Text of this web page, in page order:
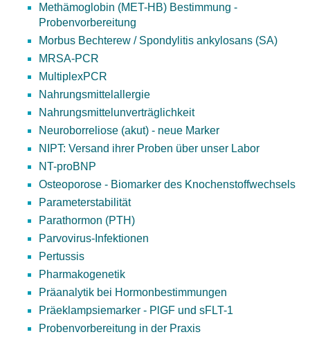
Methämoglobin (MET-HB) Bestimmung -
Probenvorbereitung
Morbus Bechterew / Spondylitis ankylosans (SA)
MRSA-PCR
MultiplexPCR
Nahrungsmittelallergie
Nahrungsmittelunverträglichkeit
Neuroborreliose (akut) - neue Marker
NIPT: Versand ihrer Proben über unser Labor
NT-proBNP
Osteoporose - Biomarker des Knochenstoffwechsels
Parameterstabilität
Parathormon (PTH)
Parvovirus-Infektionen
Pertussis
Pharmakogenetik
Präanalytik bei Hormonbestimmungen
Präeklampsiemarker - PlGF und sFLT-1
Probenvorbereitung in der Praxis